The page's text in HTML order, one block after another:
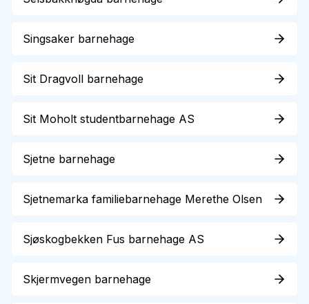
Singsaker barnehage
Sit Dragvoll barnehage
Sit Moholt studentbarnehage AS
Sjetne barnehage
Sjetnemarka familiebarnehage Merethe Olsen
Sjøskogbekken Fus barnehage AS
Skjermvegen barnehage